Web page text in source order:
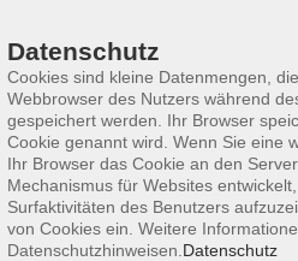
Impressum
Datenschutz
Cookies sind kleine Datenmengen,
Webbrowser des Nutzers während
gespeichert werden. Ihr Browser
Cookie genannt wird. Wenn Sie eine
Ihr Browser das Cookie an den
Mechanismus für Websites
Surfaktivitäten des Benutzers
von Cookies ein. Weitere
Datenschutzhinweisen. Datenschutz